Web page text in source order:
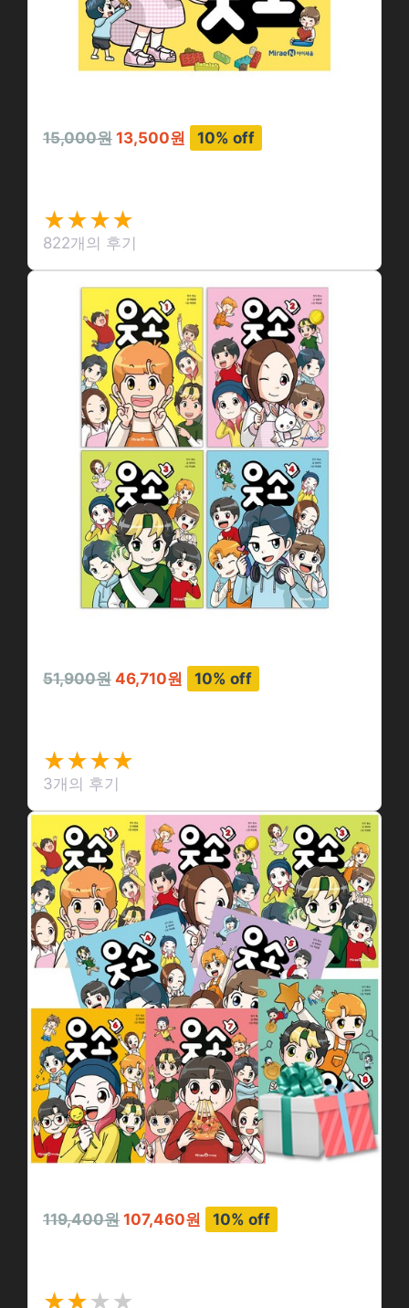
15,000원 13,500원 10% off
★★★★
★
★★★★
★
822개의 후기
51,900원 46,710원 10% off
★★★★
★
★★★★
★
3개의 후기
119,400원 107,460원 10% off
★★
★★★★